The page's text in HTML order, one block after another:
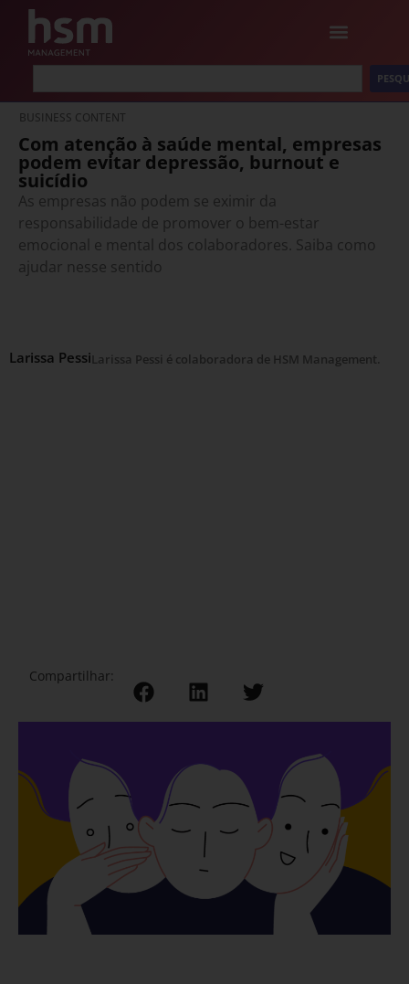
BUSINESS CONTENT
Com atenção à saúde mental, empresas
podem evitar depressão, burnout e
suicídio
As empresas não podem se eximir da
responsabilidade de promover o bem-estar
emocional e mental dos colaboradores. Saiba como
ajudar nesse sentido
Larissa PessiLarissa Pessi é colaboradora de HSM Management.
Compartilhar: